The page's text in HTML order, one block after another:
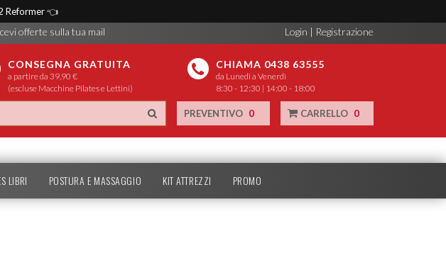
Reformer👈
offerte sulla tua mail Login | Registrazione
CONSEGNA GRATUITA
a partire da 39,90 €
(escluse Macchine Pilates e Lettini)
CHIAMA 0438 63555
da Lunedì a Venerdì
8:30 - 12:30 | 14:00 - 18:00
PREVENTIVO 0 CARRELLO 0
LIBRI POSTURA E MASSAGGIO KIT ATTREZZI PROMO